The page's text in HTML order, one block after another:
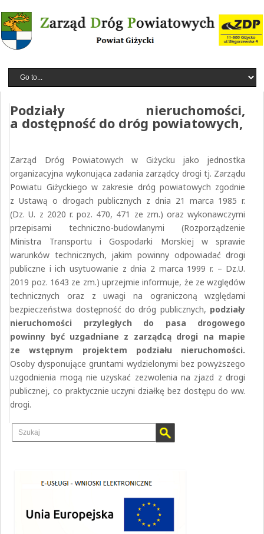
Podziały nieruchomości,
a dostępność do dróg powiatowych,
Zarząd Dróg Powiatowych w Giżycku jako jednostka
organizacyjna wykonująca zadania zarządcy drogi tj. Zarządu
Powiatu Giżyckiego w zakresie dróg powiatowych zgodnie
z Ustawą o drogach publicznych z dnia 21 marca 1985 r.
(Dz. U. z 2020 r. poz. 470, 471 ze zm.) oraz wykonawczymi
przepisami techniczno-budowlanymi (Rozporządzenie
Ministra Transportu i Gospodarki Morskiej w sprawie
warunków technicznych, jakim powinny odpowiadać drogi
publiczne i ich usytuowanie z dnia 2 marca 1999 r. – Dz.U.
2019 poz. 1643 ze zm.) uprzejmie informuje, że ze względów
technicznych oraz z uwagi na ograniczoną względami
bezpieczeństwa dostępność do dróg publicznych, podziały
nieruchomości przyległych do pasa drogowego
powinny być uzgadniane z zarządcą drogi na mapie
ze wstępnym projektem podziału nieruchomości.
Osoby dysponujące gruntami wydzielonymi bez powyższego
uzgodnienia mogą nie uzyskać zezwolenia na zjazd z drogi
publicznej, co praktycznie uczyni działkę bez dostępu do ww.
drogi.